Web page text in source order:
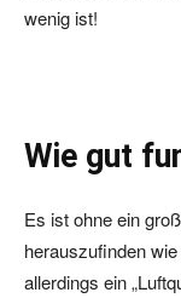
wenig ist!
Wie gut
Es ist ohne ein
herauszufinden
allerdings ein